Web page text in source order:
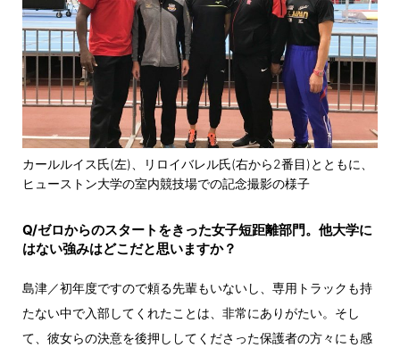
カールルイス氏(左)、リロイバレル氏(右から2番目)とともに、
ヒューストン大学の室内競技場での記念撮影の様子
Q/ゼロからのスタートをきった女子短距離部門。他大学に
はない強みはどこだと思いますか？
島津／初年度ですので頼る先輩もいないし、専用トラックも持
たない中で入部してくれたことは、非常にありがたい。そし
て、彼女らの決意を後押ししてくださった保護者の方々にも感